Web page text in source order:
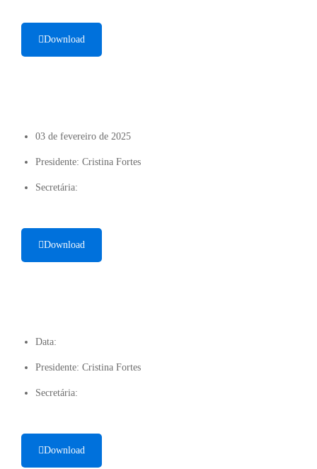
Download
03 de fevereiro de 2025
Presidente: Cristina Fortes
Secretária:
Download
Data:
Presidente: Cristina Fortes
Secretária:
Download